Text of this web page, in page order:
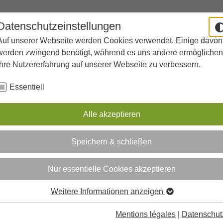
unserer Webseite werden Cookies verwendet. Einige davon
zwingend benötigt, während es uns andere
Ihre Nutzererfahrung auf unserer Webseite zu verbessern.
Essentiell
Alle akzeptieren
Speichern & schließen
Nur essentielle Cookies akzeptieren
Weitere Informationen anzeigen
Mentions légales
Submenu for "Notre école"
A SAVOIR
Submenu for "A savoir"
PROFIL
Submenu for "Profil"
OFFRES SUPPLÉMENTAIRES
SARL à but non lucratif